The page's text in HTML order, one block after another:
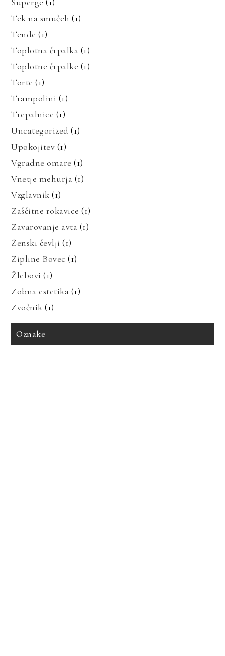
Tek na smučeh (1)
Tende (1)
Toplotna črpalka (1)
Toplotne črpalke (1)
Torte (1)
Trampolini (1)
Trepalnice (1)
Uncategorized (1)
Upokojitev (1)
Vgradne omare (1)
Vnetje mehurja (1)
Vzglavnik (1)
Zaščitne rokavice (1)
Zavarovanje avta (1)
Ženski čevlji (1)
Zipline Bovec (1)
Žlebovi (1)
Zobna estetika (1)
Zvočnik (1)
Oznake